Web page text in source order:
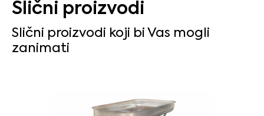
Slični proizvodi
Slični proizvodi koji bi Vas mogli
zanimati